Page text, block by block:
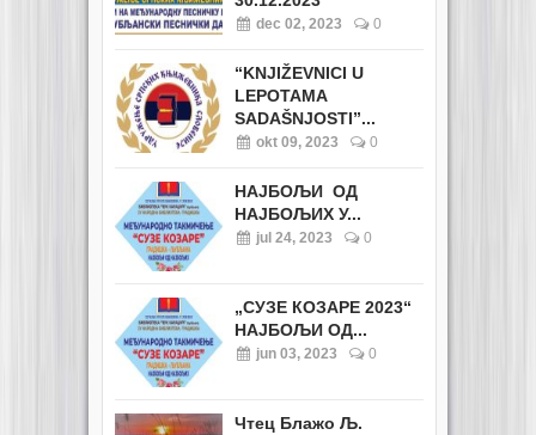
dec 02, 2023 0
“KNJIŽEVNICI U
LEPOTAMA
SADAŠNJOSTI”...
okt 09, 2023 0
НАЈБОЉИ ОД
НАЈБОЉИХ У...
jul 24, 2023 0
„СУЗЕ КОЗАРЕ 2023“
НАЈБОЉИ ОД...
jun 03, 2023 0
Чтец Блажо Љ.